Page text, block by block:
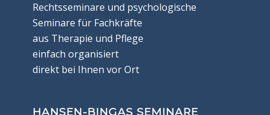
Rechtsseminare und psychologische
Seminare für Fachkräfte
aus Therapie und Pflege
einfach organisiert
direkt bei Ihnen vor Ort
HANSEN-BINGAS SEMINARE